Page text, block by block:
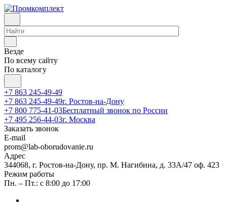
Везде
По всему сайту
По каталогу
+7 863 245-49-49
+7 863 245-49-49г. Ростов-на-Дону
+7 800 775-41-03Бесплатный звонок по России
+7 495 256-44-03г. Москва
Заказать звонок
E-mail
prom@lab-oborudovanie.ru
Адрес
344068, г. Ростов-на-Дону, пр. М. Нагибина, д. 33А/47 оф. 423
Режим работы
Пн. – Пт.: с 8:00 до 17:00